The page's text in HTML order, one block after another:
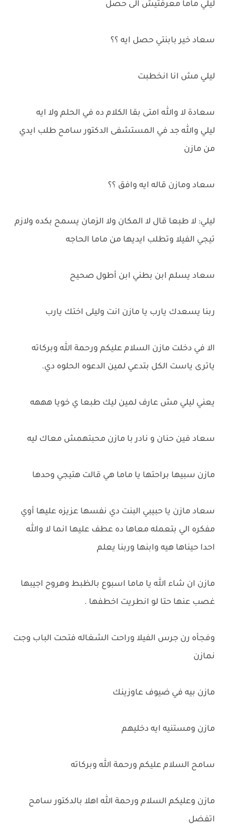
ليلي ماما معرفتيش الى حصل
سعاد خير بابنتي حصل ايه ؟؟
ليلي مش انا انخطبت
سعادة لا والله امتى بقا الكلام ده في الحلم ولا ايه
ليلي والله جد في المستشفى الدكتور سامح طلب ايدي
من مازن
سعاد ومازن قاله ايه وافق ؟؟
ليلي: لا طبعا قال لا المكان ولا الزمان يسمح بكده ولازم
تيجي الفيلا وتطلب ايديها من ماما الحاجه
سعاد يسلم ابن بطني ابن أطول صحيح
ربنا يسعدك يارب يا مازن انت وليلى اختك يارب
الا في دخلت مازن السلام عليكم ورحمة الله وبركاته
ياترى ياست الكل بتدعي لمين الدعوه الحلوه دي.
يعني ليلي مش عارف لمين ليك طبعا ي خويا هههه
سعاد فين حنان و نادر با مازن محبتهمش معاك ليه
مازن سبيها براحتها يا ماما هي قالت هتيجي وحدها
سعاد مازن يا حبيبي البنت دي نفسها عزيزه عليها أوي
مفكره الي بتعمله معاها ده عطف عليها انما لا والله
احدا حيناها هيه وابنها وربنا يعلم
مازن ان شاء الله يا ماما اسبوع بالظبط وهروح اجيبها
غصب عنها حتا لو انطريت اخطفها .
وفجأه رن جرس الفيلا وراحت الشغاله فتحت الباب وجت
نمازن
مازن بيه في ضيوف عاوزينك
مازن ومستنيه ايه دخليهم
سامح السلام عليكم ورحمة الله وبركاته
مازن وعليكم السلام ورحمة الله اهلا بالدكتور سامح
اتفضل